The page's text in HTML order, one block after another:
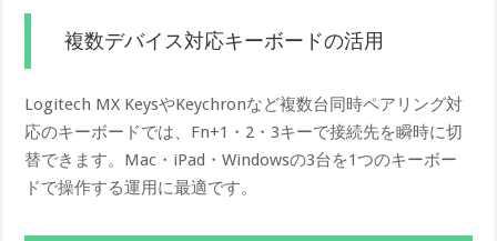
複数デバイス対応キーボードの活用
Logitech MX KeysやKeychronなど複数台同時ペアリング対
応のキーボードでは、Fn+1・2・3キーで接続先を瞬時に切
替できます。Mac・iPad・Windowsの3台を1つのキーボー
ドで操作する運用に最適です。